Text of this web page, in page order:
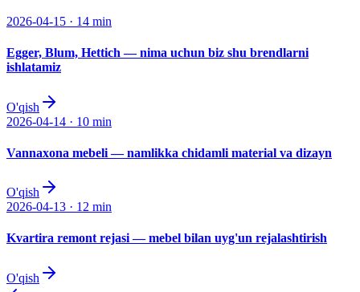
2026-04-15 · 14 min
Egger, Blum, Hettich — nima uchun biz shu brendlarni
ishlatamiz
O'qish
2026-04-14 · 10 min
Vannaxona mebeli — namlikka chidamli material va dizayn
O'qish
2026-04-13 · 12 min
Kvartira remont rejasi — mebel bilan uyg'un rejalashtirish
O'qish